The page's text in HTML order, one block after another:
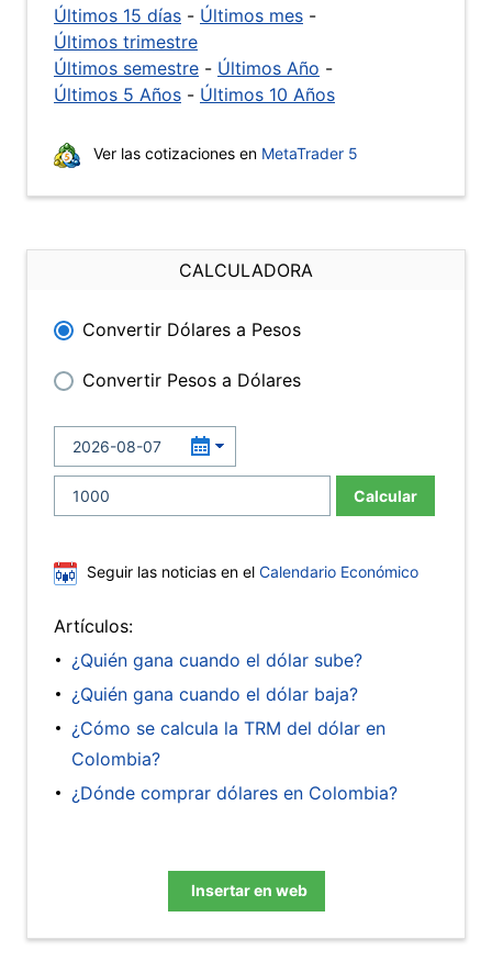
Últimos 15 días - Últimos mes -
Últimos trimestre
Últimos semestre - Últimos Año -
Últimos 5 Años - Últimos 10 Años
Ver las cotizaciones en MetaTrader 5
CALCULADORA
Convertir Dólares a Pesos
Convertir Pesos a Dólares
Calcular
Seguir las noticias en el Calendario Económico
Artículos:
¿Quién gana cuando el dólar sube?
¿Quién gana cuando el dólar baja?
¿Cómo se calcula la TRM del dólar en
Colombia?
¿Dónde comprar dólares en Colombia?
Insertar en web